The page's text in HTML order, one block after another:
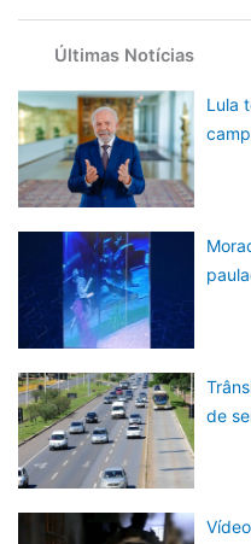
Últimas Notícias
Lula
de